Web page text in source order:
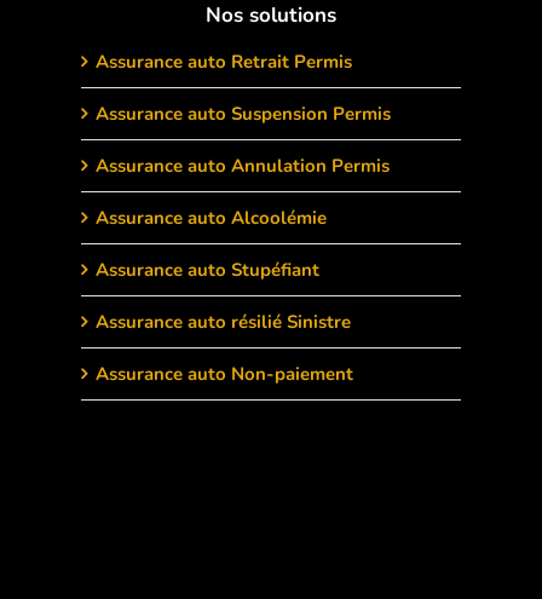
Nos solutions
Assurance auto Retrait Permis
Assurance auto Suspension Permis
Assurance auto Annulation Permis
Assurance auto Alcoolémie
Assurance auto Stupéfiant
Assurance auto résilié Sinistre
Assurance auto Non-paiement